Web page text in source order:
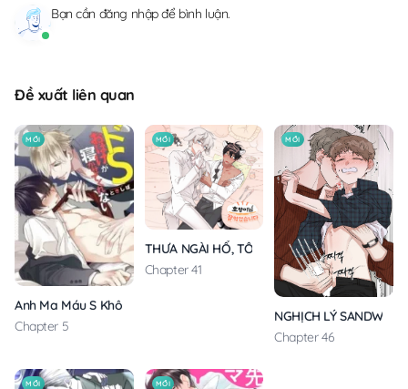
Bạn cần đăng nhậpđể bình luận.
Đề xuất liên quan
MỚI
Anh Ma Máu S Không Cho Tôi Ngủ Yên
Chapter 5
MỚI
THƯA NGÀI HỔ, TÔI ĐÃ ĂN RẤT NGON MIỆNG
Chapter 41
MỚI
NGHỊCH LÝ SANDWICH
Chapter 46
MỚI MỚI